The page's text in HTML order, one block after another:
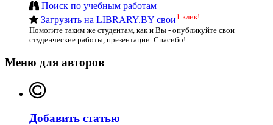
Поиск по учебным работам
Загрузить на LIBRARY.BY свои1 клик!
Помогите таким же студентам, как и Вы - опубликуйте свои
студенческие работы, презентации. Спасибо!
Меню для авторов
Добавить статью